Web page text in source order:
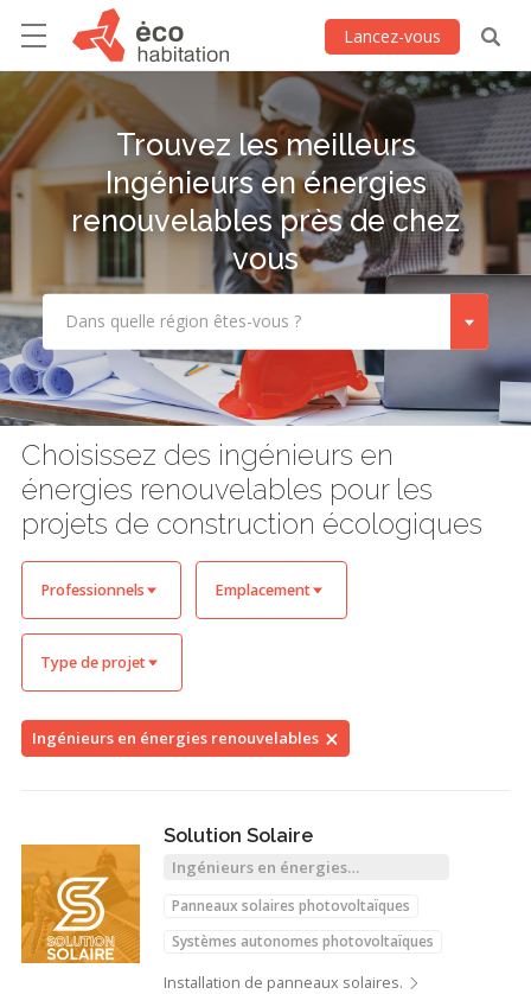
Lancez-vous
Trouvez les meilleurs
Ingénieurs en énergies
renouvelables près de chez
vous
Dans quelle région êtes-vous ?
Choisissez des ingénieurs en
énergies renouvelables pour les
projets de construction écologiques
Professionnels Emplacement
Type de projet
Ingénieurs en énergies renouvelables
Solution Solaire
Ingénieurs en énergies
Panneaux solaires photovoltaïques
Systèmes autonomes photovoltaïques
Installation de panneaux solaires.